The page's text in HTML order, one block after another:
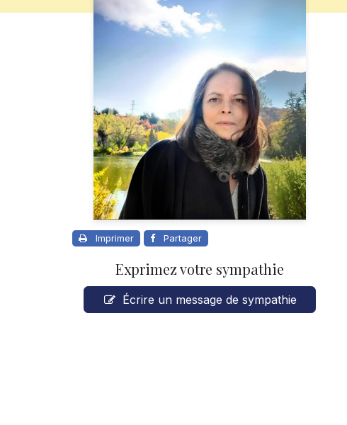
Imprimer Partager
Exprimez votre sympathie
Écrire un message de sympathie